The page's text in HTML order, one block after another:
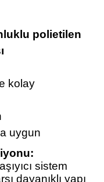
polietilen
kolay
uygun
sistem
dayanıklı yapı